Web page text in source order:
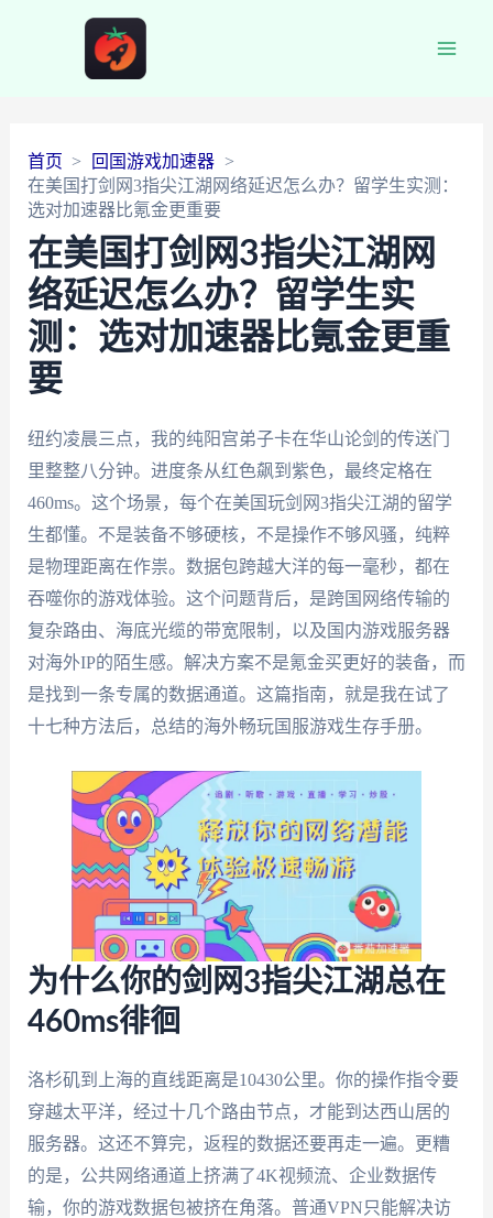
首页
回国游戏加速器
在美国打剑网3指尖江湖网络延迟怎么办？留学生实测：
选对加速器比氪金更重要
在美国打剑网3指尖江湖网
络延迟怎么办？留学生实
测：选对加速器比氪金更重
要
纽约凌晨三点，我的纯阳宫弟子卡在华山论剑的传送门
里整整八分钟。进度条从红色飙到紫色，最终定格在
460ms。这个场景，每个在美国玩剑网3指尖江湖的留学
生都懂。不是装备不够硬核，不是操作不够风骚，纯粹
是物理距离在作祟。数据包跨越大洋的每一毫秒，都在
吞噬你的游戏体验。这个问题背后，是跨国网络传输的
复杂路由、海底光缆的带宽限制，以及国内游戏服务器
对海外IP的陌生感。解决方案不是氪金买更好的装备，而
是找到一条专属的数据通道。这篇指南，就是我在试了
十七种方法后，总结的海外畅玩国服游戏生存手册。
为什么你的剑网3指尖江湖总在
460ms徘徊
洛杉矶到上海的直线距离是10430公里。你的操作指令要
穿越太平洋，经过十几个路由节点，才能到达西山居的
服务器。这还不算完，返程的数据还要再走一遍。更糟
的是，公共网络通道上挤满了4K视频流、企业数据传
输，你的游戏数据包被挤在角落。普通VPN只能解决访